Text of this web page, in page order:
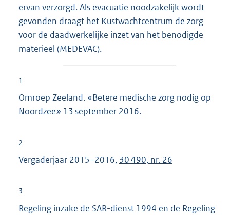
ervan verzorgd. Als evacuatie noodzakelijk wordt
gevonden draagt het Kustwachtcentrum de zorg
voor de daadwerkelijke inzet van het benodigde
materieel (MEDEVAC).
1
Omroep Zeeland. «Betere medische zorg nodig op
Noordzee» 13 september 2016.
2
Vergaderjaar 2015–2016, 30 490, nr. 26
3
Regeling inzake de SAR-dienst 1994 en de Regeling